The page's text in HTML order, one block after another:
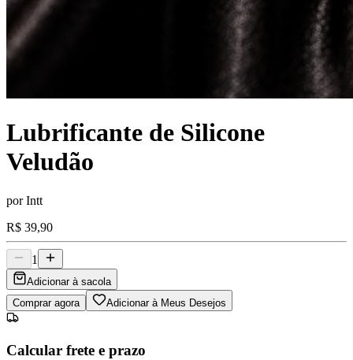
Lubrificante de Silicone
Veludão
porIntt
R$ 39,90
1
Adicionar à sacola
Comprar agora
Adicionar à Meus Desejos
Calcular frete e prazo